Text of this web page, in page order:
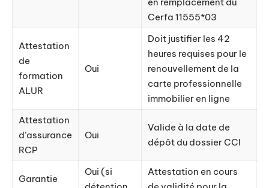
Cerfa 11555*03
Attestation
de
formation
ALUR
Oui
Doit justifier les 42
heures requises pour le
renouvellement de la
carte professionnelle
immobilier en ligne
Attestation
d’assurance
RCP
Oui
Valide à la date de
dépôt du dossier CCI
Garantie
Oui (si
Attestation en cours